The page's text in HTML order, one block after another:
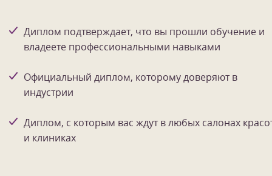
Диплом подтверждает, что вы прошли обучение и
владеете профессиональными навыками
Официальный диплом, которому доверяют в
индустрии
Диплом, с которым вас ждут в любых салонах
и клиниках